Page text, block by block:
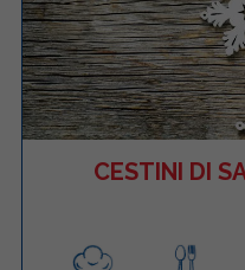
CESTINI DI